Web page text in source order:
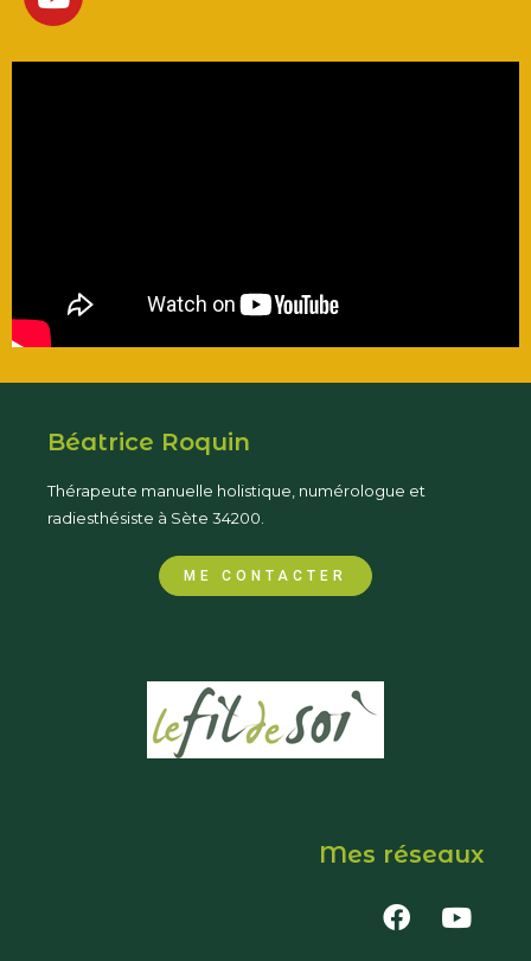
Béatrice Roquin
Thérapeute manuelle holistique, numérologue et
radiesthésiste à Sète 34200.
ME CONTACTER
Mes réseaux